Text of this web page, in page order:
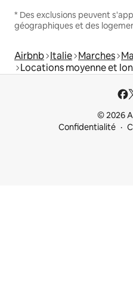
* Des exclusions peuvent
géographiques et des
Airbnb Italie Marches
Locations moyenne et
© 2026
Confidentialité